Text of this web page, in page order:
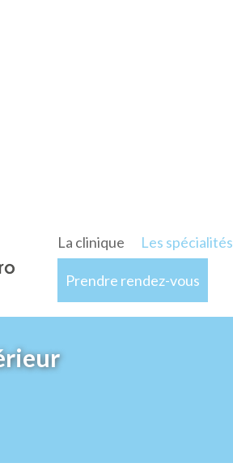
La clinique Les spécialités
Prendre rendez-vous